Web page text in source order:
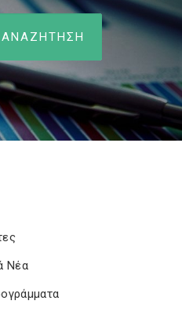
Νέα